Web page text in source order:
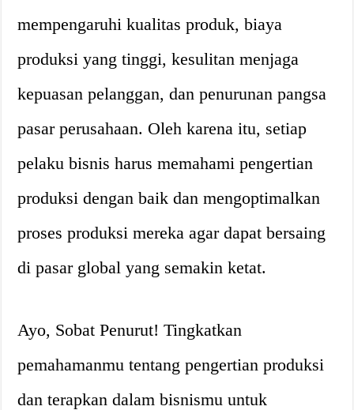
mempengaruhi kualitas produk, biaya
produksi yang tinggi, kesulitan menjaga
kepuasan pelanggan, dan penurunan pangsa
pasar perusahaan. Oleh karena itu, setiap
pelaku bisnis harus memahami pengertian
produksi dengan baik dan mengoptimalkan
proses produksi mereka agar dapat bersaing
di pasar global yang semakin ketat.
Ayo, Sobat Penurut! Tingkatkan
pemahamanmu tentang pengertian produksi
dan terapkan dalam bisnismu untuk